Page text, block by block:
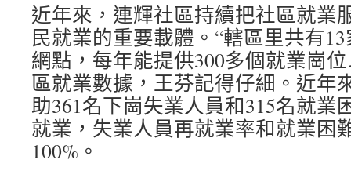
近年來，連輝社區持續把社區就業
民就業的重要載體。“轄區里共有
網點，每年能提供300多個就業崗
區就業數據，王芬記得仔細。近年
助361名下崗失業人員和315名就業
就業，失業人員再就業率和就業困
100%。